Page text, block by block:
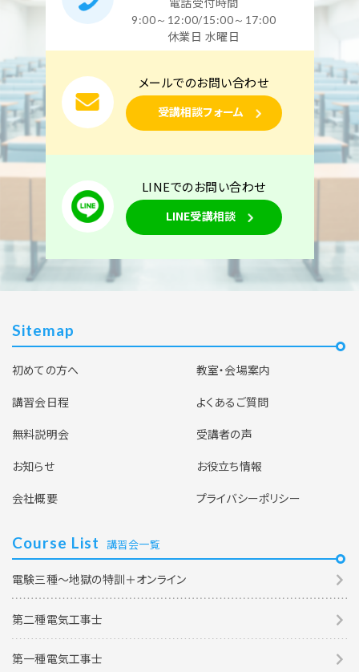
試験（CBT・筆記）対策 10月10日・11日開催
名古屋元気でんき校 技能コース（2日間）
2026年10月31日(土)
名古屋元気でんき校【下期】第二種電気工事士技能
試験対策 10月31日・11月1日開催
空席あり
9:00～12:00/15:00～17:00
休業日 水曜日
メールでのお問い合わせ
受講相談フォーム
LINEでのお問い合わせ
LINE受講相談
Sitemap
初めての方へ
教室・会場案内
講習会日程
よくあるご質問
無料説明会
受講者の声
お知らせ
お役立ち情報
会社概要
プライバシーポリシー
Course List 講習会一覧
電験三種～地獄の特訓＋オンライン
第二種電気工事士
第一種電気工事士